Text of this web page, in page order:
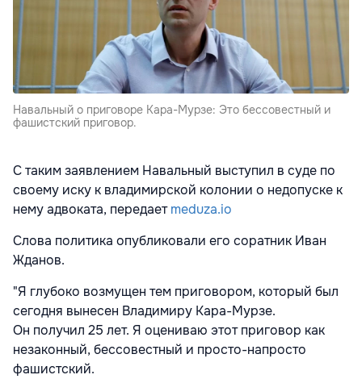
Навальный о приговоре Кара-Мурзе: Это бессовестный и
фашистский приговор.
С таким заявлением Навальный выступил в суде по
своему иску к владимирской колонии о недопуске к
нему адвоката, передаетmeduza.io
Слова политика опубликовали его соратник Иван
Жданов.
"Я глубоко возмущен тем приговором, который был
сегодня вынесен Владимиру Кара-Мурзе.
Он получил 25 лет. Я оцениваю этот приговор как
незаконный, бессовестный и просто-напросто
фашистский.